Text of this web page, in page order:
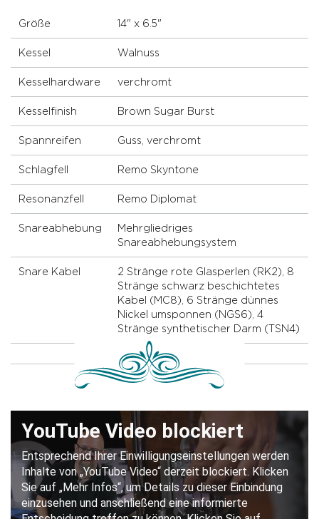
Größe 14" x 6.5"
Kessel Walnuss
Kesselhardware verchromt
Kesselfinish Brown Sugar Burst
Spannreifen Guss, verchromt
Schlagfell Remo Skyntone
Resonanzfell Remo Diplomat
Snareabhebung
Mehrgliedriges
Snareabhebungsystem
Snare Kabel
2 Stränge rote Glasperlen (RK2), 8
Stränge schwarz beschichtetes
Kabel (MC8), 6 Stränge dünnes
Nickel umsponnen (NGS6), 4
Stränge synthetischer Darm (TSN4)